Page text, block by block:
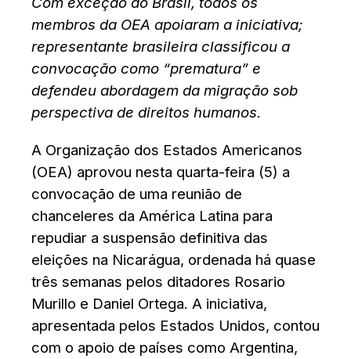
membros da OEA apoiaram a iniciativa;
representante brasileira classificou a
convocação como “prematura” e
defendeu abordagem da migração sob
perspectiva de direitos humanos.
A Organização dos Estados Americanos
(OEA) aprovou nesta quarta-feira (5) a
convocação de uma reunião de
chanceleres da América Latina para
repudiar a suspensão definitiva das
eleições na Nicarágua, ordenada há quase
três semanas pelos ditadores Rosario
Murillo e Daniel Ortega. A iniciativa,
apresentada pelos Estados Unidos, contou
com o apoio de países como Argentina,